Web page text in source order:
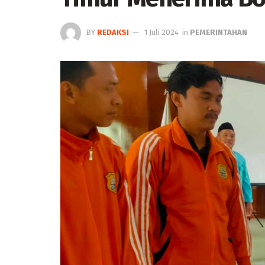
BY REDAKSI 1 Juli 2024 in PEMERINTAHAN